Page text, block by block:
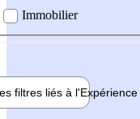
Immobilier
filtres liés à l'Expérience